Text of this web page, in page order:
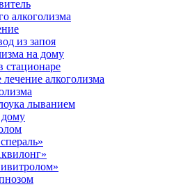
алкоголизма
из запоя
на дому
стационаре
алкоголизма
лыванием